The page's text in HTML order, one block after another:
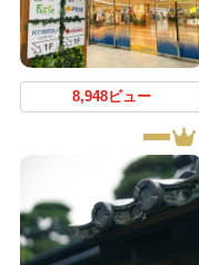
8,948ビュー